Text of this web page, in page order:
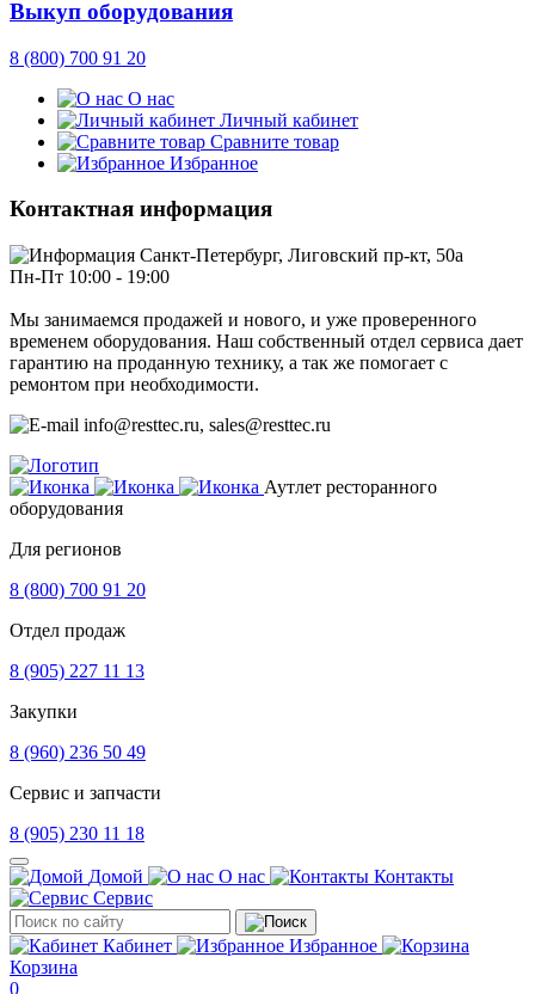
Выкуп оборудования
8 (800) 700 91 20
О нас
Личный кабинет
Сравните товар
Избранное
Контактная информация
Санкт-Петербург, Лиговский пр-кт, 50а
Пн-Пт 10:00 - 19:00
Мы занимаемся продажей и нового, и уже проверенного
временем оборудования. Наш собственный отдел сервиса дает
гарантию на проданную технику, а так же помогает с
ремонтом при необходимости.
info@resttec.ru, sales@resttec.ru
Аутлет ресторанного
оборудования
Для регионов
8 (800) 700 91 20
Отдел продаж
8 (905) 227 11 13
Закупки
8 (960) 236 50 49
Сервис и запчасти
8 (905) 230 11 18
Домой О нас
Контакты
Сервис
Кабинет
Избранное
Корзина
0